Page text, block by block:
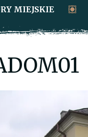
MIEJSKIE